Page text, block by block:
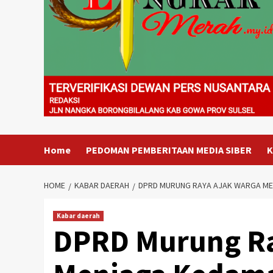
Home PEDOMAN PEMBERITAAN MEDIA SIBER
HOME KABAR DAERAH DPRD MURUNG RAYA AJAK WARGA
Kabar daerah
DPRD Murung